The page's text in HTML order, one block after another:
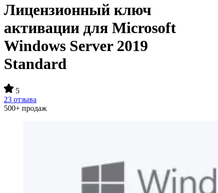
Лицензионный ключ
активации для Microsoft
Windows Server 2019
Standard
5
23 отзыва
500+ продаж